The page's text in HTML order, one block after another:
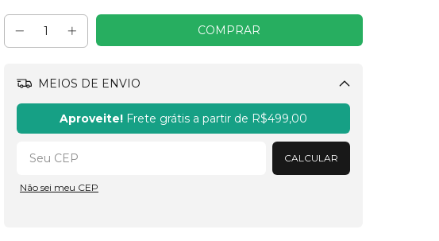
MEIOS DE ENVIO
Aproveite! Frete grátis a partir de R$499,00
CALCULAR
Não sei meu CEP